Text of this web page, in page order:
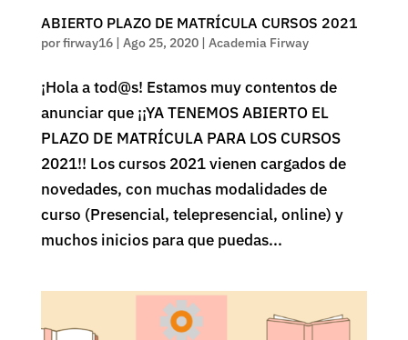
ABIERTO PLAZO DE MATRÍCULA CURSOS 2021
porfirway16| Ago 25, 2020| Academia Firway
¡Hola a tod@s! Estamos muy contentos de
anunciar que ¡¡YA TENEMOS ABIERTO EL
PLAZO DE MATRÍCULA PARA LOS CURSOS
2021!! Los cursos 2021 vienen cargados de
novedades, con muchas modalidades de
curso (Presencial, telepresencial, online) y
muchos inicios para que puedas...